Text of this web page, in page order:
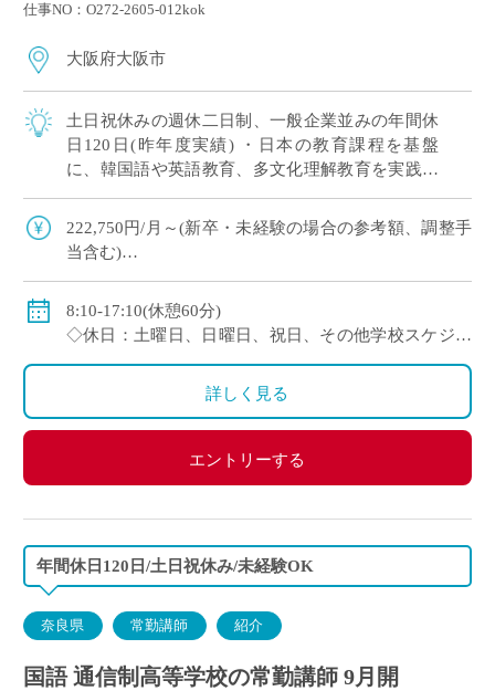
仕事NO：O272-2605-012kok
大阪府大阪市
土日祝休みの週休二日制、一般企業並みの年間休
日120日(昨年度実績) ・日本の教育課程を基盤
に、韓国語や英語教育、多文化理解教育を実践す
多様な文化や言語、価値観に触れられる教 […]
222,750円/月～(新卒・未経験の場合の参考額、調整手
当含む)
場合337,700円/月
◇賞与：有(約3.5ヶ月分 ※初年度のみ1.5ヶ月分)
◇手当：家族手当、担任手当、部活手当など
8:10-17:10(休憩60分)
◇休日：土曜日、日曜日、祝日、その他学校スケジュ
※昨年度実績：年間休日120日
詳しく見る
エントリーする
年間休日120日/土日祝休み/未経験OK
奈良県 常勤講師 紹介
国語 通信制高等学校の常勤講師 9月開